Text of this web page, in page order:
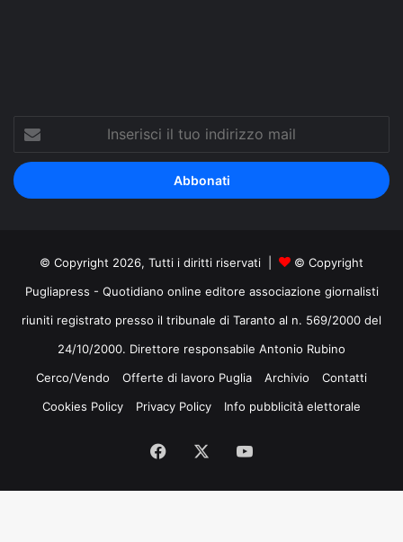
tuo
indirizzo
mail
© Copyright 2026, Tutti i diritti riservati |
© Copyright
Pugliapress - Quotidiano online editore associazione giornalisti
riuniti registrato presso il tribunale di Taranto al n. 569/2000 del
24/10/2000. Direttore responsabile Antonio Rubino
Cerco/Vendo
Offerte di lavoro Puglia Archivio
Contatti
Cookies Policy
Privacy Policy Info pubblicità elettorale
Facebook
Tube